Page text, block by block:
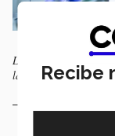
La Dra. Grissel
laboratorio en el
Recibe